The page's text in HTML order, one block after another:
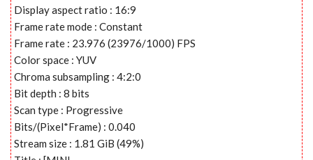
Display aspect ratio : 16:9
Frame rate mode : Constant
Frame rate : 23.976 (23976/1000) FPS
Color space : YUV
Chroma subsampling : 4:2:0
Bit depth : 8 bits
Scan type : Progressive
Bits/(Pixel*Frame) : 0.040
Stream size : 1.81 GiB (49%)